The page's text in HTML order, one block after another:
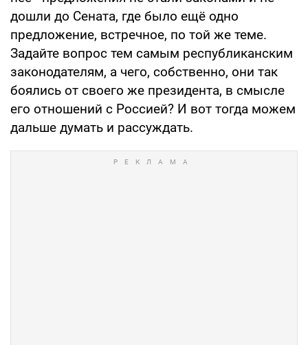
дошли до Сената, где было ещё одно
предложение, встречное, по той же теме.
Задайте вопрос тем самым республиканским
законодателям, а чего, собственно, они так
боялись от своего же президента, в смысле
его отношений с Россией? И вот тогда можем
дальше думать и рассуждать.